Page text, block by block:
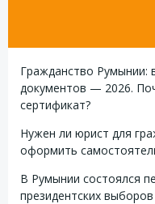
Гражданство Румынии:
документов — 2026.
сертификат?
Нужен ли юрист для
оформить
В Румынии состоялся
президентских выборов